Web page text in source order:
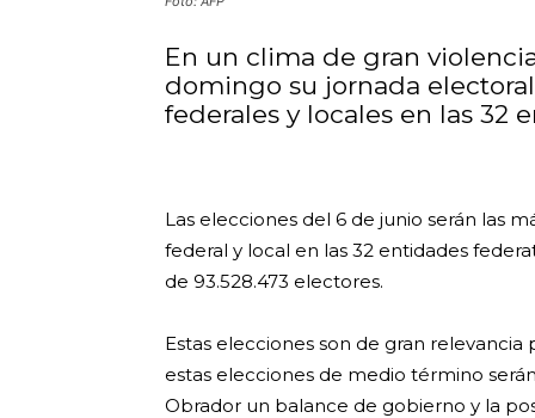
En un clima de gran
domingo su jornada
federales y locales en las 32
Las elecciones del 6 de junio serán las
federal y local en las 32 entidades
de 93.528.473 electores.
Estas elecciones son de gran
estas elecciones de medio término
Obrador un balance de gobierno y la